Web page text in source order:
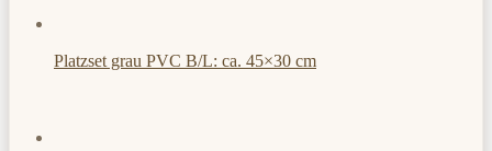
Platzset grau PVC B/L: ca. 45×30 cm